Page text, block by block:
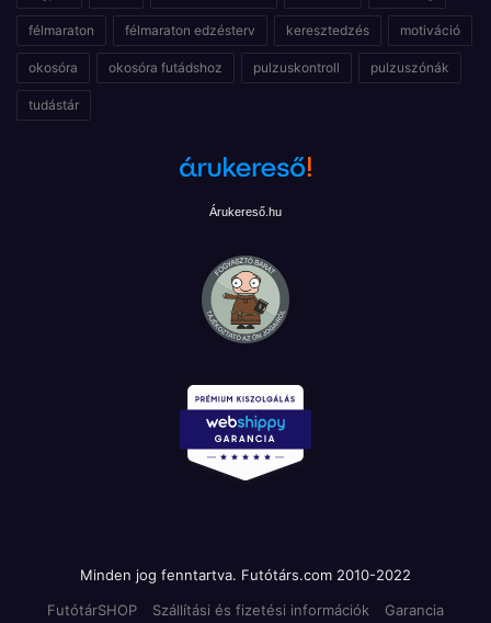
félmaraton félmaraton edzésterv keresztedzés motiváció
okosóra okosóra futádshoz pulzuskontroll pulzuszónák
tudástár
Árukereső.hu
Minden jog fenntartva. Futótárs.com 2010-2022
FutótárSHOP
Szállítási és fizetési információk Garancia